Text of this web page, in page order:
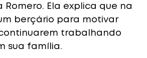
Romero. Ela explica que na
berçário para motivar
trabalhando
sua família.